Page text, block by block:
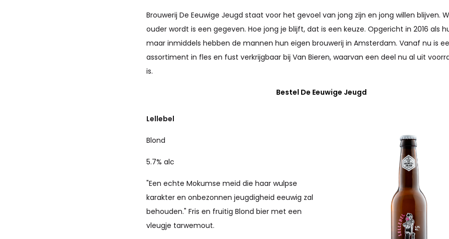
Brouwerij De Eeuwige Jeugd staat voor het gevoel van jong zijn en jong willen blijven.
ouder wordt is een gegeven. Hoe jong je blijft, dat is een keuze. Opgericht in 2016 als
maar inmiddels hebben de mannen hun eigen brouwerij in Amsterdam. Vanaf nu is
assortiment in fles en fust verkrijgbaar bij Van Bieren, waarvan een deel nu al uit
is.
Bestel De Eeuwige Jeugd
Lellebel
Blond
5.7% alc
"Een echte Mokumse meid die haar wulpse
karakter en onbezonnen jeugdigheid eeuwig zal
behouden." Fris en fruitig Blond bier met een
vleugje tarwemout.